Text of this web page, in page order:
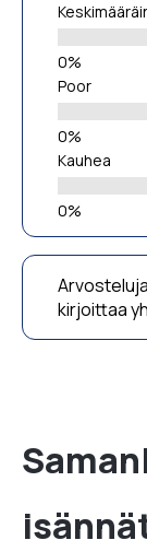
Poor
Kauhea
kirjoittaa